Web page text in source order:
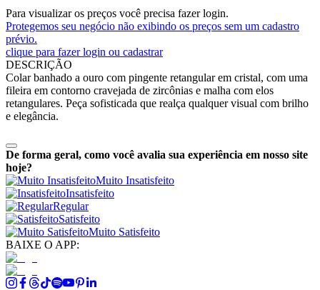
Para visualizar os preços você precisa fazer login.
Protegemos seu negócio não exibindo os preços sem um cadastro
prévio.
clique para fazer login ou cadastrar
DESCRIÇÃO
Colar banhado a ouro com pingente retangular em cristal, com uma
fileira em contorno cravejada de zircônias e malha com elos
retangulares. Peça sofisticada que realça qualquer visual com brilho
e elegância.
De forma geral, como você avalia sua experiência em nosso site
hoje?
Muito Insatisfeito
Insatisfeito
Regular
Satisfeito
Muito Satisfeito
BAIXE O APP: